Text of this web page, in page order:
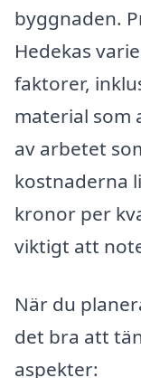
byggnaden.
Hedekas
faktorer,
material som
av arbetet
kostnaderna
kronor per
viktigt att
När du
det bra att
aspekter: